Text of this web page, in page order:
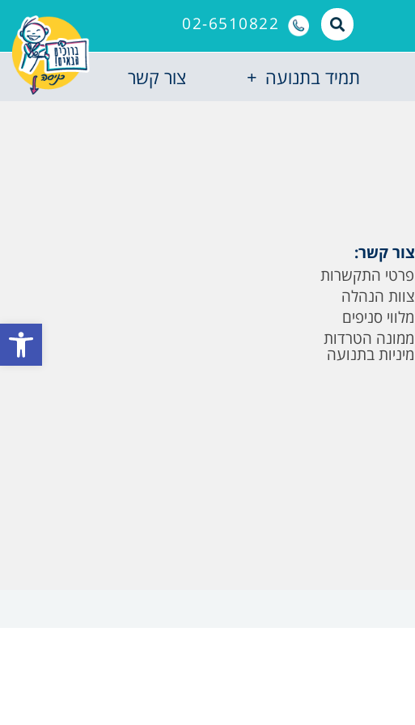
פתח
02-6510822
תמיד בתנועה צור קשר
צור קשר:
פרטי התקשרות
צוות הנהלה
מלווי סניפים
ממונה הטרדות
מיניות בתנועה